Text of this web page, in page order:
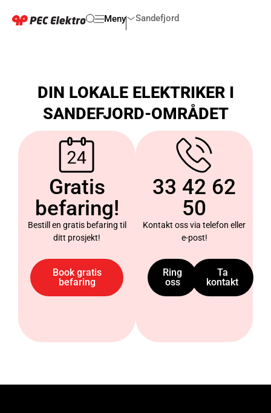
Meny Sandefjord
DIN LOKALE ELEKTRIKER I
SANDEFJORD-OMRÅDET
33 42 62
50
Kontakt oss via telefon eller
e-post!
Ring
oss
Ta
kontakt
Gratis
befaring!
Bestill en gratis befaring til
ditt prosjekt!
Book gratis
befaring